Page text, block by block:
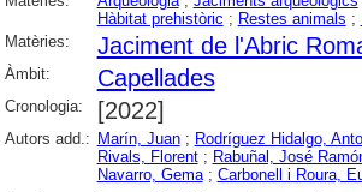
Hàbitat prehistòric ; Restes animals ;
Matèries:
Jaciment de l'Abric
Àmbit: Capellades
Cronologia: [2022]
Autors add.: Marín, Juan; Rodríguez Hidalgo,
Rivals, Florent; Rabuñal, José
Navarro, Gema; Carbonell i Roura,